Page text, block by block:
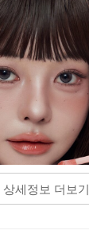
상세정보 더보기